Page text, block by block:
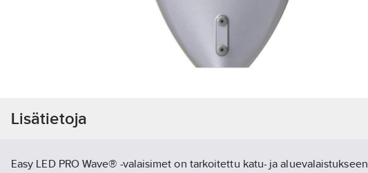
Lisätietoja
Easy LED PRO Wave® -valaisimet on tarkoitettu katu- ja aluevalaistukseen